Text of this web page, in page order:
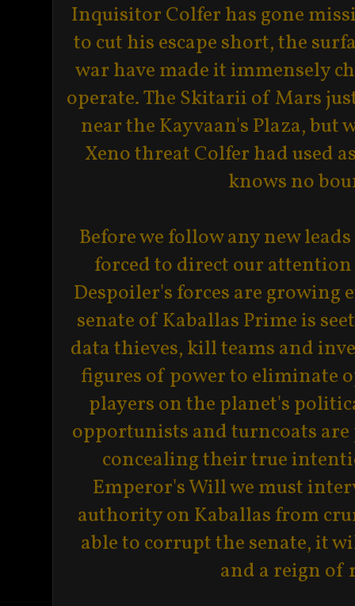
Inquisitor Colfer has gone
to cut his escape short, the
war have made it immensely
operate. The Skitarii of Mars
near the Kayvaan's Plaza, but
Xeno threat Colfer had used
knows no
Before we follow any new
forced to direct our
Despoiler's forces are
senate of Kaballas Prime is
data thieves, kill teams and
figures of power to eliminate
players on the planet's
opportunists and turncoats
concealing their true
Emperor's Will we must
authority on Kaballas from
able to corrupt the senate, it
and a reign of